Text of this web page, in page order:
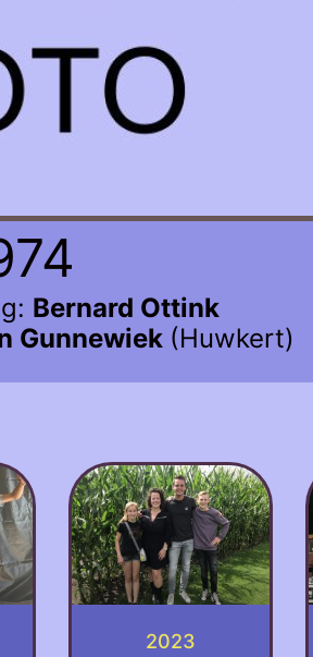
Bernard Ottink
Gunnewiek (Huwkert)
2023